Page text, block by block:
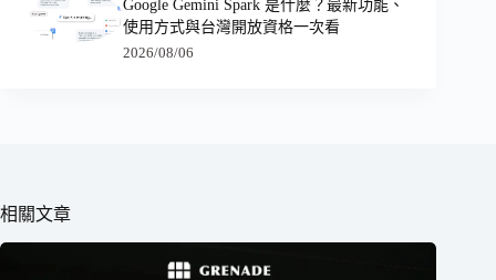
Google Gemini Spark 是什麼？最新功能、
使用方式與台灣開放資格一次看
2026/08/06
相關文章